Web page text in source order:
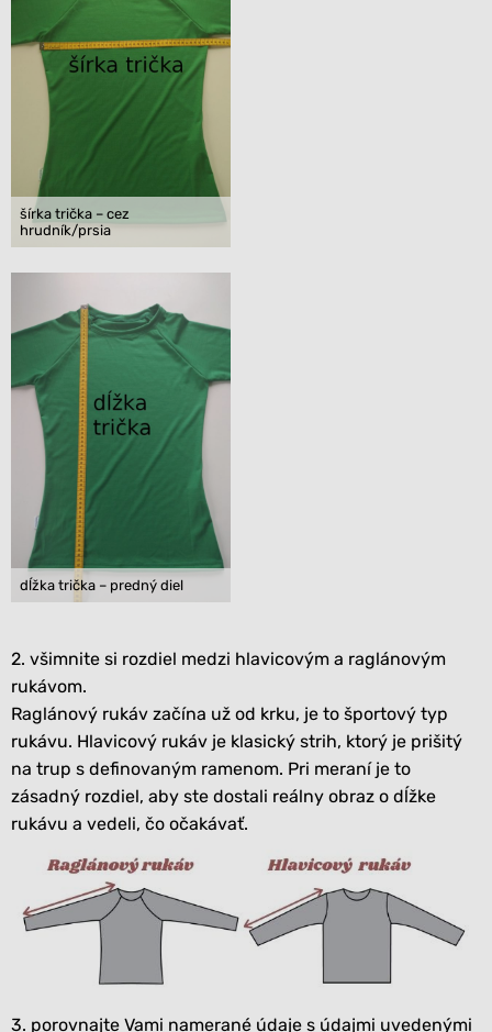
šírka trička – cez
hrudník/prsia
dĺžka trička – predný diel
2. všimnite si rozdiel medzi hlavicovým a raglánovým
rukávom.
Raglánový rukáv začína už od krku, je to športový typ
rukávu. Hlavicový rukáv je klasický strih, ktorý je prišitý
na trup s definovaným ramenom. Pri meraní je to
zásadný rozdiel, aby ste dostali reálny obraz o dĺžke
rukávu a vedeli, čo očakávať.
3. porovnajte Vami namerané údaje s údajmi uvedenými